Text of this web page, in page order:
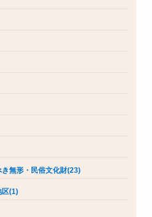
無形・民俗文化財(23)
区(1)